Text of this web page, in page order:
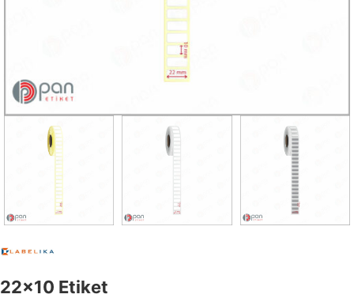
22×10 Etiket